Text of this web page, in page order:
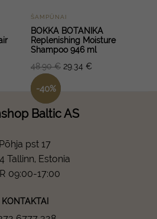
ŠAMPŪNAI
BOKKA BOTANIKA
Replenishing Moisture
Shampoo 946 ml
48.90€ 29.34 €
-40%
Baltic AS
Põhja pst 17
Tallinn, Estonia
09:00-17:00
KONTAKTAI